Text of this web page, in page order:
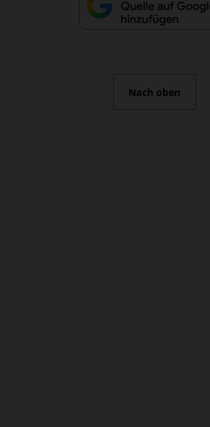
Nach oben